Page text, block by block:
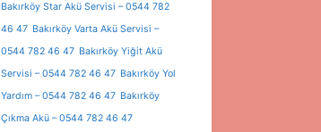
Bakırköy Star Akü Servisi – 0544 782
46 47 Bakırköy Varta Akü Servisi –
0544 782 46 47 Bakırköy Yiğit Akü
Servisi – 0544 782 46 47 Bakırköy Yol
Yardım – 0544 782 46 47 Bakırköy
Çıkma Akü – 0544 782 46 47